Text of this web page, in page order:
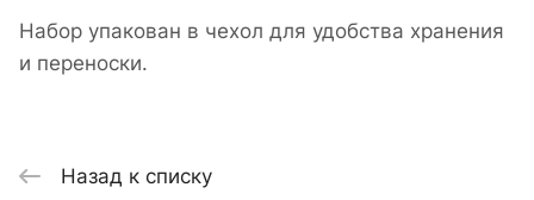
Набор упакован в чехол для удобства хранения
и переноски.
Назад к списку